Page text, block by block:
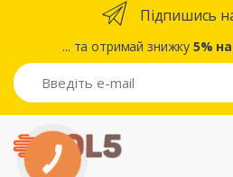
Підпишись
... та отримай знижку 5%
КНОПКА
ЗВ'ЯЗКУ